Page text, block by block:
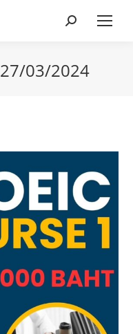
Search:
27/03/2024